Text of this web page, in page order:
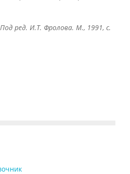
ред. И.Т. Фролова. М., 1991, с.